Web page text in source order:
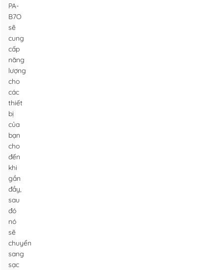
PA-
B7O
sẽ
cung
cấp
năng
lượng
cho
các
thiết
bị
của
bạn
cho
đến
khi
gần
đầy,
sau
đó
nó
sẽ
chuyển
sang
sạc